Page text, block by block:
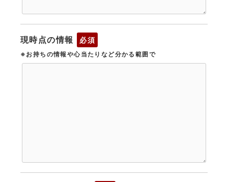
現時点の情報 必須
※お持ちの情報や心当たりなど分かる範囲で